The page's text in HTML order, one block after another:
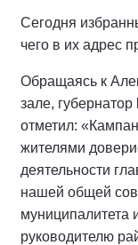
Сегодня
чего в их адрес
Обращаясь к
зале, губернатор
отметил:
жителями
деятельности
нашей общей
муниципалитета
руководителю